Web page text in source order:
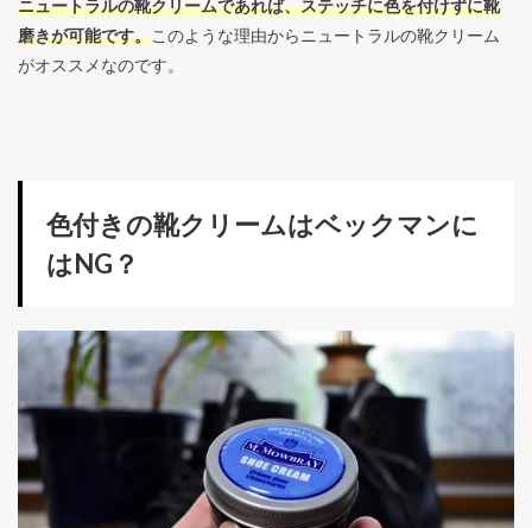
ニュートラルの靴クリームであれば、ステッチに色を付けずに靴
磨きが可能です。このような理由からニュートラルの靴クリーム
がオススメなのです。
色付きの靴クリームはベックマンに
はNG？